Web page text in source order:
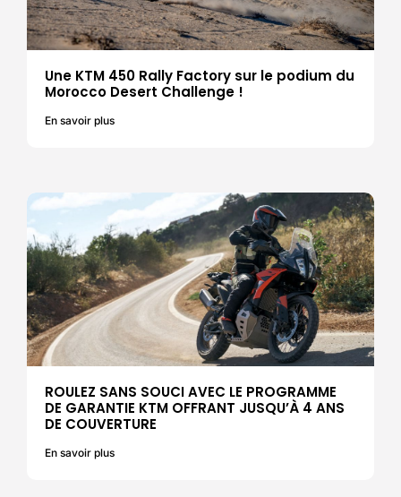
Une KTM 450 Rally Factory sur le podium du
Morocco Desert Challenge !
En savoir plus
ROULEZ SANS SOUCI AVEC LE PROGRAMME
DE GARANTIE KTM OFFRANT JUSQU’À 4 ANS
DE COUVERTURE
En savoir plus